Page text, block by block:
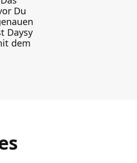
Du
Daysy
dem